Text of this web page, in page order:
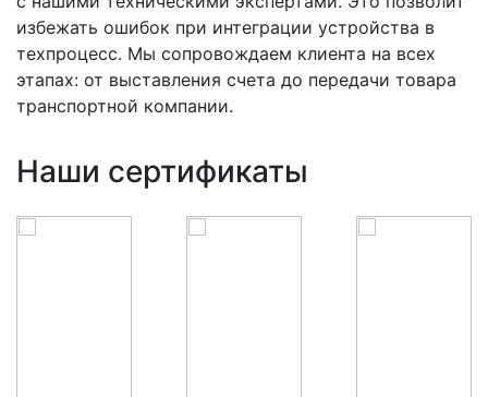
избежать ошибок при интеграции устройства в
техпроцесс. Мы сопровождаем клиента на всех
этапах: от выставления счета до передачи товара
транспортной компании.
Наши сертификаты